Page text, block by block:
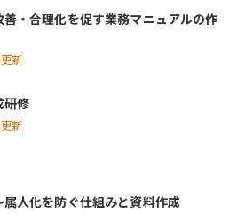
・合理化を促す業務マニュアルの作
新
研修
新
人化を防ぐ仕組みと資料作成